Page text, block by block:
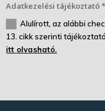
Adatkezelési tájékoztató *
Alulírott, az alábbi
13. cikk szerinti
itt olvasható.